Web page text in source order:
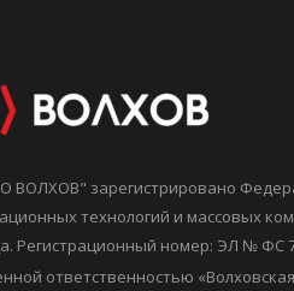
ВОЛХОВ" зарегистрировано
технологий и массовых
Регистрационный номер: ЭЛ № ФС
ответственностью